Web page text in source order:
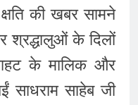
की खबर सामने
श्रद्धालुओं के दिलों
के मालिक और
साधराम साहेब जी